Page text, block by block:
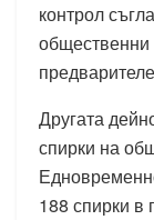
контрол
Другата
спирки на
188 спирки в